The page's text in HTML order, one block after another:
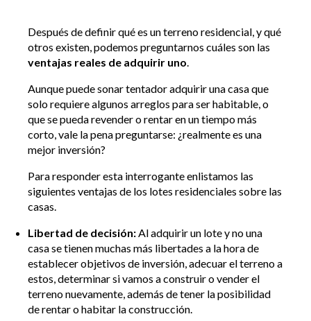
Después de definir qué es un terreno residencial, y qué
otros existen, podemos preguntarnos cuáles son las
ventajas reales de adquirir uno.
Aunque puede sonar tentador adquirir una casa que
solo requiere algunos arreglos para ser habitable, o
que se pueda revender o rentar en un tiempo más
corto, vale la pena preguntarse: ¿realmente es una
mejor inversión?
Para responder esta interrogante enlistamos las
siguientes ventajas de los lotes residenciales sobre las
casas.
Libertad de decisión:Al adquirir un lote y no una
casa se tienen muchas más libertades a la hora de
establecer objetivos de inversión, adecuar el terreno a
estos, determinar si vamos a construir o vender el
terreno nuevamente, además de tener la posibilidad
de rentar o habitar la construcción.